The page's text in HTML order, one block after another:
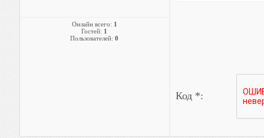
Онлайн всего: 1
Гостей: 1
Пользователей: 0
Код *: